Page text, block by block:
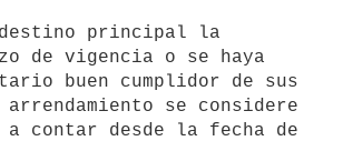
de vigencia o se haya
buen cumplidor de sus
se considere
contar desde la fecha de